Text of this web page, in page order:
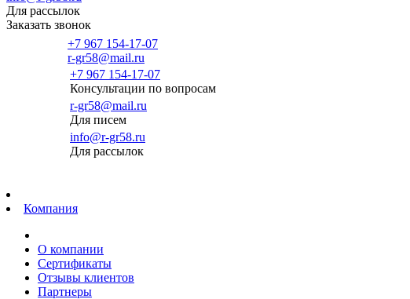
Для рассылок
Заказать звонок
+7 967 154-17-07
r-gr58@mail.ru
+7 967 154-17-07
Консультации по вопросам
r-gr58@mail.ru
Для писем
info@r-gr58.ru
Для рассылок
Компания
О компании
Сертификаты
Отзывы клиентов
Партнеры